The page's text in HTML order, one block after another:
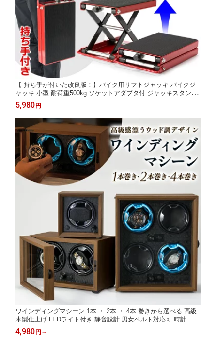
【 持ち手が付いた改良版！】バイク用リフトジャッキ バイクジ
ャッキ 小型 耐荷重500kg ソケットアダプタ付 ジャッキスタンド
ジャッキスタンド バイク リフト ジャッキ ハーレー フロアジャッ
キ バイクリフト モーターサイクルスタンド 国際規格品
5,980円
ワインディングマシーン 1本 ・ 2本 ・ 4本 巻きから選べる 高級
木製仕上げ LEDライト付き 静音設計 男女ベルト対応可 時計 ワイ
ンディングマシン ワインディング マシーン ウォッチワインダー
腕時計自動巻き上げ機 時計ケース 自動巻き 木製
4,980円 ～